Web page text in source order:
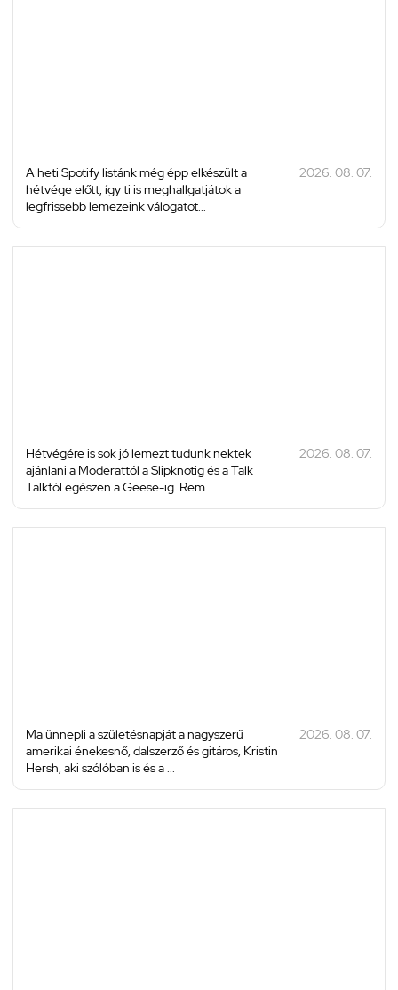
A heti Spotify listánk még épp elkészült a
hétvége előtt, így ti is meghallgatjátok a
legfrissebb lemezeink válogatot...
2026. 08. 07.
Hétvégére is sok jó lemezt tudunk nektek
ajánlani a Moderattól a Slipknotig és a Talk
Talktól egészen a Geese-ig. Rem...
2026. 08. 07.
Ma ünnepli a születésnapját a nagyszerű
amerikai énekesnő, dalszerző és gitáros, Kristin
Hersh, aki szólóban is és a ...
2026. 08. 07.